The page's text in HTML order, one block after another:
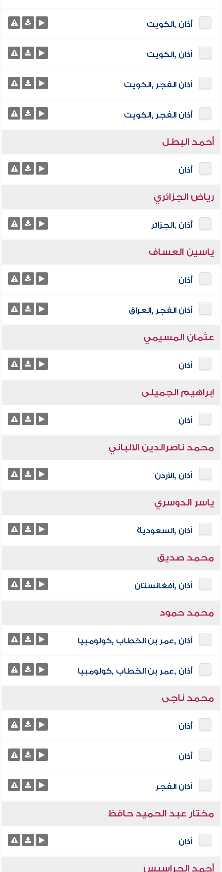
أذان ,الكويت
أذان ,الكويت
أذان الفجر ,الكويت
أذان الفجر ,الكويت
أحمد البطل
أذان
رياض الجزائري
أذان ,الجزائر
ياسين العساف
أذان
أذان الفجر ,العراق
عثمان المسيمي
أذان
إبراهيم الجميلى
أذان
محمد ناصرالدين الالباني
أذان ,الأردن
ياسر الدوسري
أذان ,السعودية
محمد صديق
أذان ,أفغانستان
محمد حمود
أذان ,عمر بن الخطاب ,كولومبيا
أذان ,عمر بن الخطاب ,كولومبيا
محمد ناجى
أذان
أذان
أذان الفجر
مختار عبد الحميد حافظ
أذان
أحمد الحراسيس